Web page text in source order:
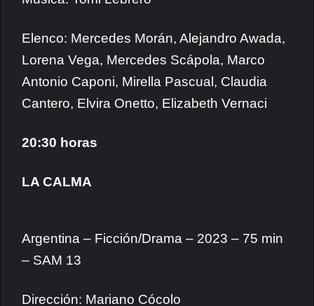
Elenco: Mercedes Morán, Alejandro Awada,
Lorena Vega, Mercedes Scápola, Marco
Antonio Caponi, Mirella Pascual, Claudia
Cantero, Elvira Onetto, Elizabeth Vernaci
20:30 horas
LA CALMA
Argentina – Ficción/Drama – 2023 – 75 min
– SAM 13
Dirección: Mariano Cócolo